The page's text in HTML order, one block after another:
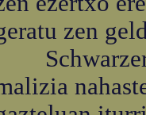
zen
Schwarzer-